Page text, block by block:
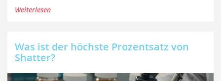
tiefergehende Einblicke in die Effekte, Risiken und den
Weiterlesen
Was ist der höchste Prozentsatz von
Shatter?